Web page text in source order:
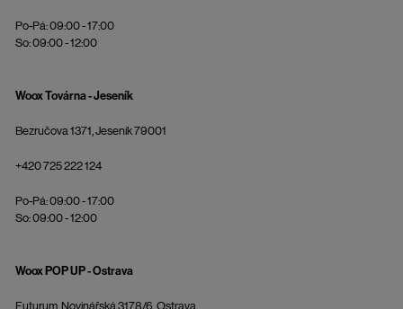
Po-Pá: 09:00 - 17:00
So: 09:00 - 12:00
Woox Továrna - Jeseník
Bezručova 1371, Jeseník 79001
+420 725 222 124
Po-Pá: 09:00 - 17:00
So: 09:00 - 12:00
Woox POP UP - Ostrava
Futurum, Novinářská 3178/6, Ostrava